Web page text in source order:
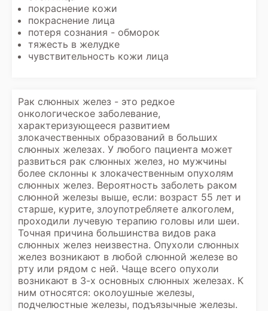
покраснение кожи
покраснение лица
потеря сознания - обморок
тяжесть в желудке
чувствительность кожи лица
Рак слюнных желез - это редкое
онкологическое заболевание,
характеризующееся развитием
злокачественных образований в больших
слюнных железах. У любого пациента может
развиться рак слюнных желез, но мужчины
более склонны к злокачественным опухолям
слюнных желез. Вероятность заболеть раком
слюнной железы выше, если: возраст 55 лет и
старше, курите, злоупотребляете алкоголем,
проходили лучевую терапию головы или шеи.
Точная причина большинства видов рака
слюнных желез неизвестна. Опухоли слюнных
желез возникают в любой слюнной железе во
рту или рядом с ней. Чаще всего опухоли
возникают в 3-х основных слюнных железах. К
ним относятся: околоушные железы,
подчелюстные железы, подъязычные железы.